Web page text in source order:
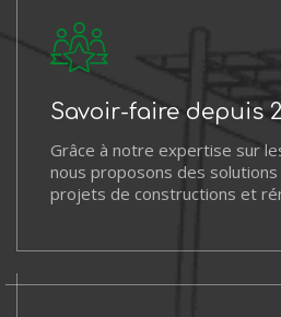
Savoir-faire depuis
Grâce à notre expertise sur
nous proposons des
projets de constructions et